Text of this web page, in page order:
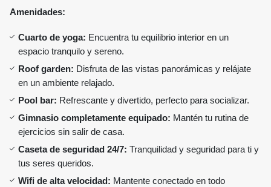
Amenidades:
Cuarto de yoga: Encuentra tu equilibrio interior en un
espacio tranquilo y sereno.
Roof garden: Disfruta de las vistas panorámicas y relájate
en un ambiente relajado.
Pool bar: Refrescante y divertido, perfecto para socializar.
Gimnasio completamente equipado: Mantén tu rutina de
ejercicios sin salir de casa.
Caseta de seguridad 24/7: Tranquilidad y seguridad para ti y
tus seres queridos.
Wifi de alta velocidad: Mantente conectado en todo